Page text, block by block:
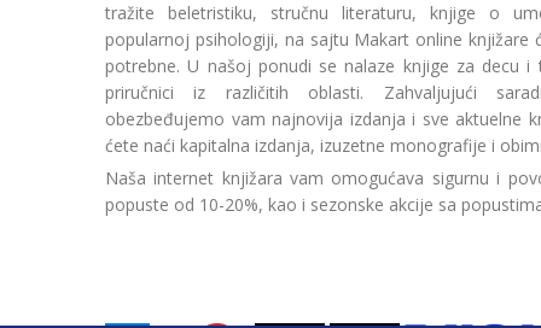
tražite beletristiku, stručnu literaturu, knjige o
popularnoj psihologiji, na sajtu Makart online knjižare
potrebne. U našoj ponudi se nalaze knjige za decu
priručnici iz različitih oblasti. Zahvaljujući
obezbeđujemo vam najnovija izdanja i sve aktuelne
ćete naći kapitalna izdanja, izuzetne monografije i
Naša internet knjižara vam omogućava sigurnu i
popuste od 10-20%, kao i sezonske akcije sa